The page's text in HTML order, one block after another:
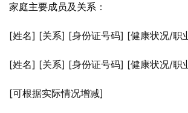
家庭主要成员及关系：
[姓名] [关系] [身份证号码] [健康状况/职
[姓名] [关系] [身份证号码] [健康状况/职
[可根据实际情况增减]